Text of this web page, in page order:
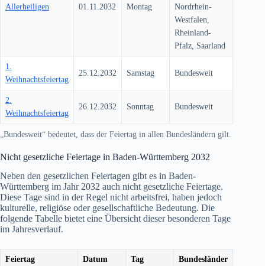
Allerheiligen 01.11.2032 Montag
Nordrhein-
Westfalen,
Rheinland-
Pfalz, Saarland
1.
Weihnachtsfeiertag
25.12.2032 Samstag Bundesweit
2.
Weihnachtsfeiertag
26.12.2032 Sonntag Bundesweit
„Bundesweit“ bedeutet, dass der Feiertag in allen Bundesländern gilt.
Nicht gesetzliche Feiertage in Baden-Württemberg 2032
Neben den gesetzlichen Feiertagen gibt es in Baden-
Württemberg im Jahr 2032 auch nicht gesetzliche Feiertage.
Diese Tage sind in der Regel nicht arbeitsfrei, haben jedoch
kulturelle, religiöse oder gesellschaftliche Bedeutung. Die
folgende Tabelle bietet eine Übersicht dieser besonderen Tage
im Jahresverlauf.
Feiertag Datum Tag Bundesländer